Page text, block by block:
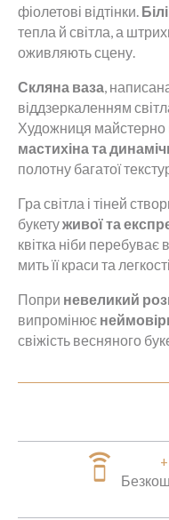
фіолетові відтінки.
тепла й світла, а
оживляють сцену.
Скляна ваза,
віддзеркаленням
Художниця майстерно
мастихіна та
полотну багатої
Гра світла і тіней
букетуживої та
квітка ніби перебуває
мить її краси та
Попри невеликий
випромінює
свіжість весняного
speaker_phone